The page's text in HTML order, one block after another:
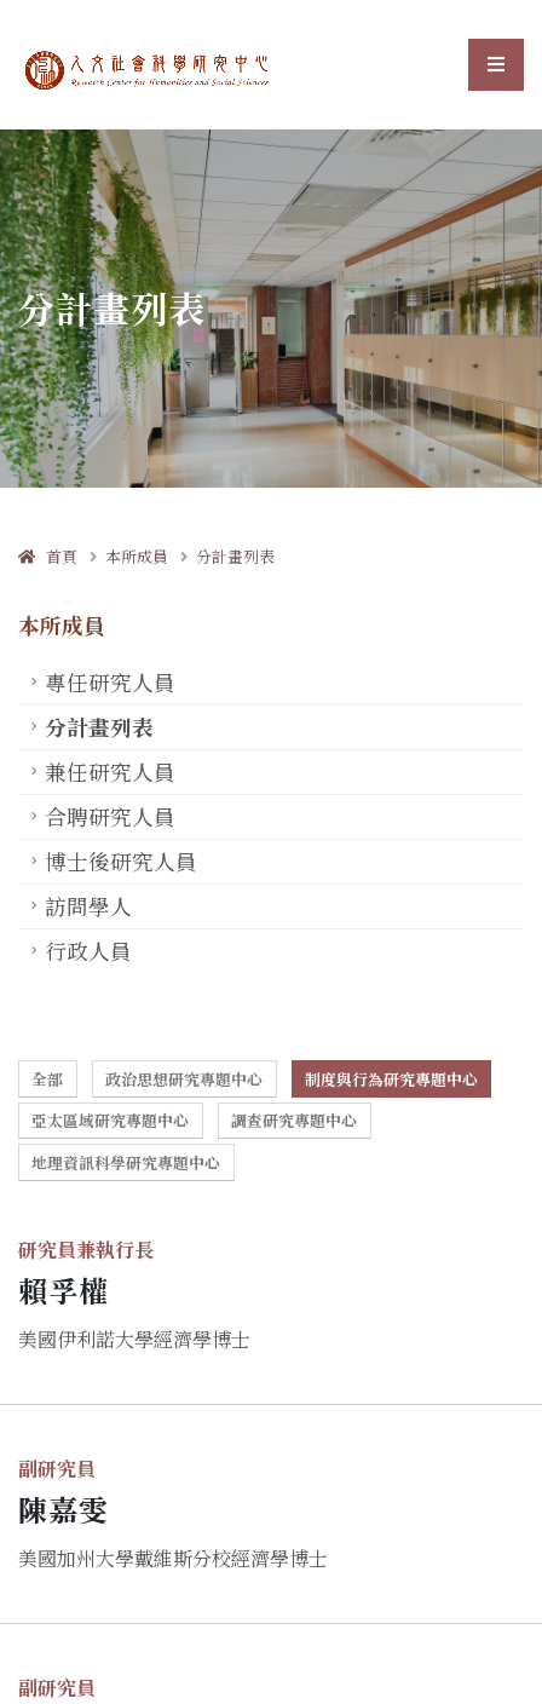
中央研究院人文社會科選
:::
分計畫列表
首頁 本所成員 分計畫列表
本所成員
專任研究人員
分計畫列表
兼任研究人員
合聘研究人員
博士後研究人員
訪問學人
行政人員
全部 政治思想研究專題中心
制度與行為研究專題中心
亞太區域研究專題中心
調查研究專題中心
地理資訊科學研究專題中心
研究員兼執行長
賴孚權
美國伊利諾大學經濟學博士
副研究員
陳嘉雯
美國加州大學戴維斯分校經濟學博士
副研究員